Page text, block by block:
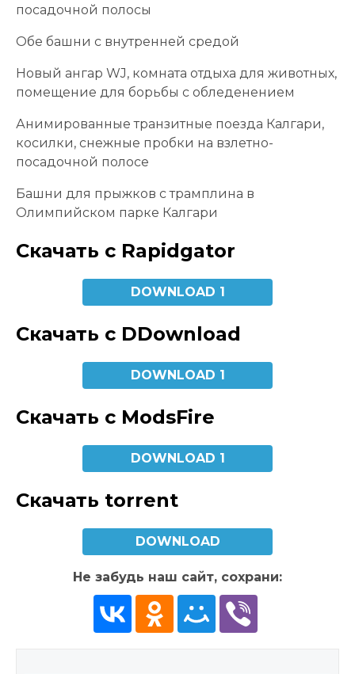
посадочной полосы
Обе башни с внутренней средой
Новый ангар WJ, комната отдыха для животных,
помещение для борьбы с обледенением
Анимированные транзитные поезда Калгари,
косилки, снежные пробки на взлетно-
посадочной полосе
Башни для прыжков с трамплина в
Олимпийском парке Калгари
Скачать с Rapidgator
DOWNLOAD 1
Скачать с DDownload
DOWNLOAD 1
Скачать с ModsFire
DOWNLOAD 1
Скачать torrent
DOWNLOAD
Не забудь наш сайт, сохрани: